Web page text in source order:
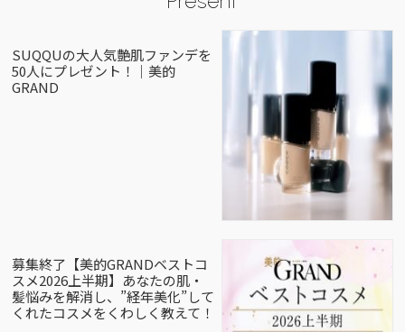
SUQQUの大人気艶肌ファンデを
50人にプレゼント！｜美的
GRAND
募集終了【美的GRANDベストコ
スメ2026上半期】あなたの肌・
髪悩みを解消し、”経年美化”して
くれたコスメをくわしく教えて！